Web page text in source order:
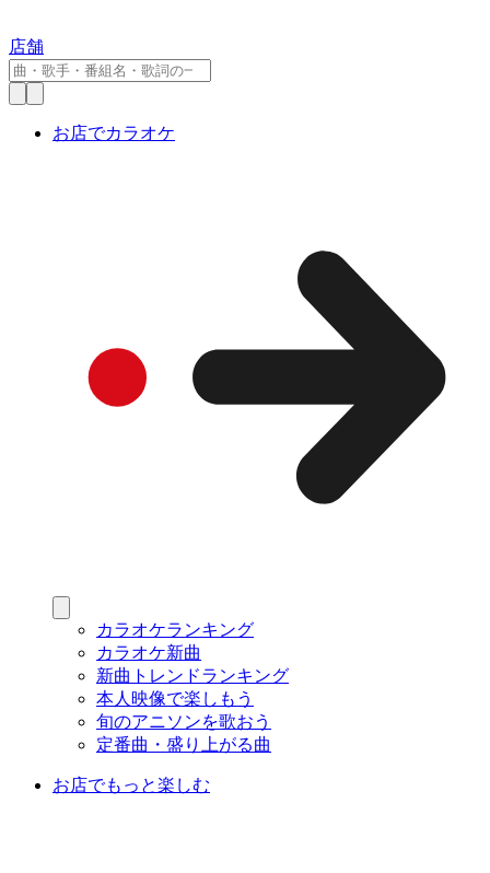
店舗
お店でカラオケ
カラオケランキング
カラオケ新曲
新曲トレンドランキング
本人映像で楽しもう
旬のアニソンを歌おう
定番曲・盛り上がる曲
お店でもっと楽しむ